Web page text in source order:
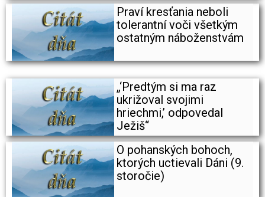
Praví kresťania neboli
tolerantní voči všetkým
ostatným náboženstvám
„‘Predtým si ma raz
ukrižoval svojimi
hriechmi,’ odpovedal
Ježiš“
O pohanských bohoch,
ktorých uctievali Dáni (9.
storočie)